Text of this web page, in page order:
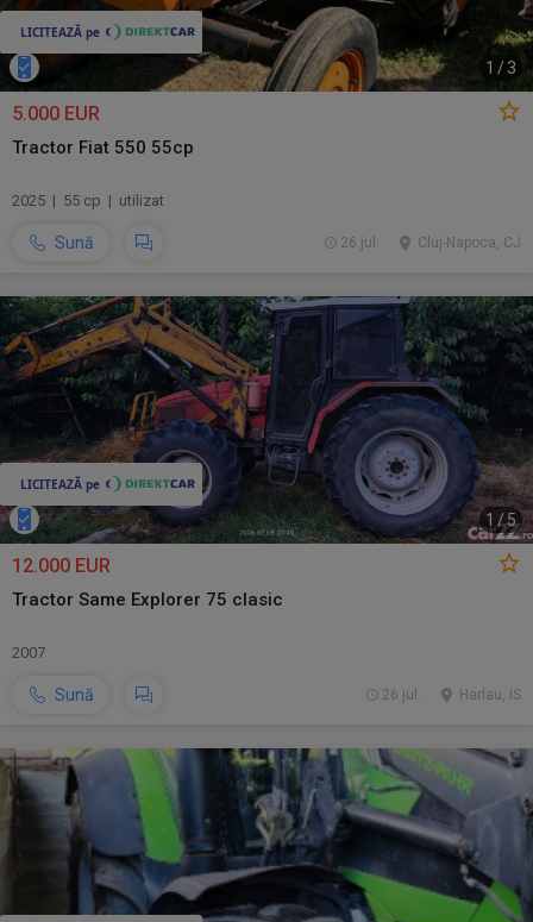
1 /3
5.000 EUR
Tractor Fiat 550 55cp
2025 | 55 cp | utilizat
Sună Cluj-Napoca, CJ
26 jul.
1 /5
12.000 EUR
Tractor Same Explorer 75 clasic
2007
Sună Harlau, IS
26 jul.